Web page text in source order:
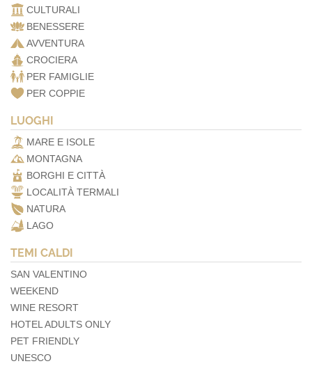
CULTURALI
BENESSERE
AVVENTURA
CROCIERA
PER FAMIGLIE
PER COPPIE
LUOGHI
MARE E ISOLE
MONTAGNA
BORGHI E CITTÀ
LOCALITÀ TERMALI
NATURA
LAGO
TEMI CALDI
SAN VALENTINO
WEEKEND
WINE RESORT
HOTEL ADULTS ONLY
PET FRIENDLY
UNESCO